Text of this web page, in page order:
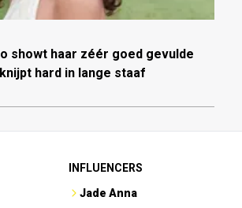
showt haar zéér goed gevulde
hard in lange staaf
INFLUENCERS
Jade Anna